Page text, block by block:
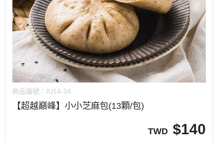
商品編號： IU14-34
【超越巔峰】小小芝麻包(13顆/包)
TWD $140